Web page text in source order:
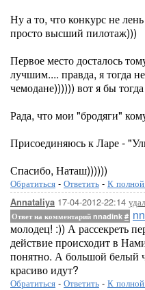
Ну а то, что конкурс не
просто высший пилотаж)))
Первое место досталось
лучшим.... правда, я тогда
чемодане)))))) вот я бы тогда
Рада, что мои "бродяги"
Присоединяюсь к Ларе -
Спасибо, Наташ))))))
Обратиться - Ответить - К
Annataliya 17-04-2012-22:14
Ответ на комментарий nnadink #
молодец! :)) А рассекреть
действие происходит в
понятно. А большой белый
красиво идут?
Обратиться - Ответить - К